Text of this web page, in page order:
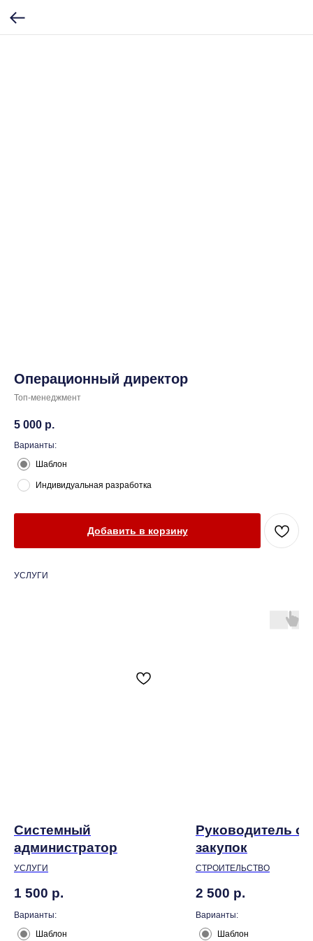
Операционный директор
Топ-менеджмент
5 000 р.
Варианты:
Шаблон
Индивидуальная разработка
Добавить в корзину
УСЛУГИ
Системный
администратор
УСЛУГИ
1 500 р.
Варианты:
Шаблон
Руководитель
закупок
СТРОИТЕЛЬСТВО
2 500 р.
Варианты:
Шаблон